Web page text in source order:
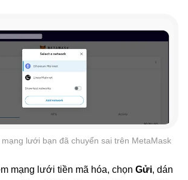
lưới bạn đã chuyển sai trên MetaMask
mạng lưới tiền mã hóa, chọn Gửi, dán